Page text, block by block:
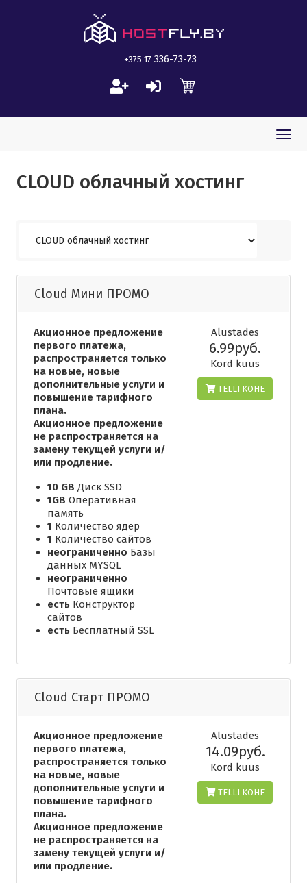
+375 17 336-73-73
CLOUD облачный хостинг
Cloud Мини ПРОМО
Акционное предложение
первого платежа,
распространяется только
на новые, новые
дополнительные услуги и
повышение тарифного
плана.
Акционное предложение
не распространяется на
замену текущей услуги и/
или продление.
10 GB Диск SSD
1GB Оперативная
память
1 Количество ядер
1 Количество сайтов
неограниченно Базы
данных MYSQL
неограниченно
Почтовые ящики
есть Конструктор
сайтов
есть Бесплатный SSL
Alustades
6.99руб.
Kord kuus
TELLI KOHE
Cloud Старт ПРОМО
Акционное предложение
первого платежа,
распространяется только
на новые, новые
дополнительные услуги и
повышение тарифного
плана.
Акционное предложение
не распространяется на
замену текущей услуги и/
или продление.
Alustades
14.09руб.
Kord kuus
TELLI KOHE